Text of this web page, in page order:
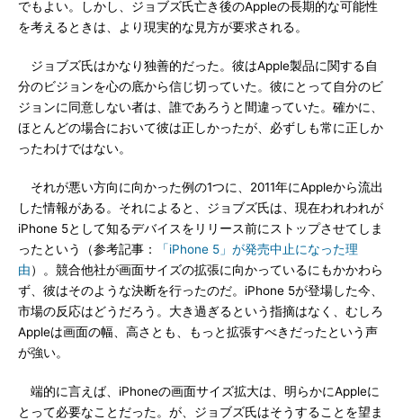
でもよい。しかし、ジョブズ氏亡き後のAppleの長期的な可能性
を考えるときは、より現実的な見方が要求される。
ジョブズ氏はかなり独善的だった。彼はApple製品に関する自
分のビジョンを心の底から信じ切っていた。彼にとって自分のビ
ジョンに同意しない者は、誰であろうと間違っていた。確かに、
ほとんどの場合において彼は正しかったが、必ずしも常に正しか
ったわけではない。
それが悪い方向に向かった例の1つに、2011年にAppleから流出
した情報がある。それによると、ジョブズ氏は、現在われわれが
iPhone 5として知るデバイスをリリース前にストップさせてしま
ったという（参考記事：
「iPhone 5」が発売中止になった理
由）。競合他社が画面サイズの拡張に向かっているにもかかわら
ず、彼はそのような決断を行ったのだ。iPhone 5が登場した今、
市場の反応はどうだろう。大き過ぎるという指摘はなく、むしろ
Appleは画面の幅、高さとも、もっと拡張すべきだったという声
が強い。
端的に言えば、iPhoneの画面サイズ拡大は、明らかにAppleに
とって必要なことだった。が、ジョブズ氏はそうすることを望ま